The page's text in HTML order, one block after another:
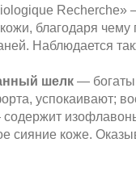
Recherche»
благодаря
Наблюдается
шелк— богаты
успокаивают;
сияние коже.